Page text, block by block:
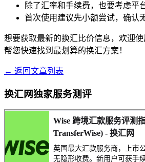
除了汇率和手续费，也要考虑平
首次使用建议先小额尝试，确认
想要获取最新的换汇比价信息，欢迎使
帮您快速找到最划算的换汇方案！
← 返回文章列表
换汇网独家服务测评